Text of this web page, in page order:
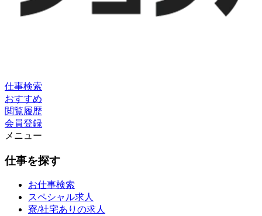
仕事検索
おすすめ
閲覧履歴
会員登録
メニュー
仕事を探す
お仕事検索
スペシャル求人
寮/社宅ありの求人